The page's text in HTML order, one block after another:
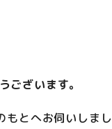
ございます。
もとへお伺いしまし